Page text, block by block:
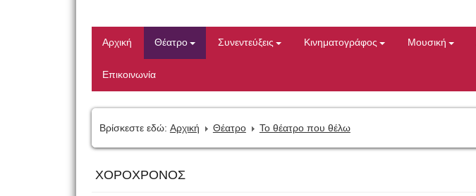
Αρχική Θέατρο Συνεντεύξεις Κινηματογράφος Μουσική
Επικοινωνία
Βρίσκεστε εδώ: Αρχική Θέατρο Το θέατρο που θέλω
ΧΟΡΟΧΡΟΝΟΣ